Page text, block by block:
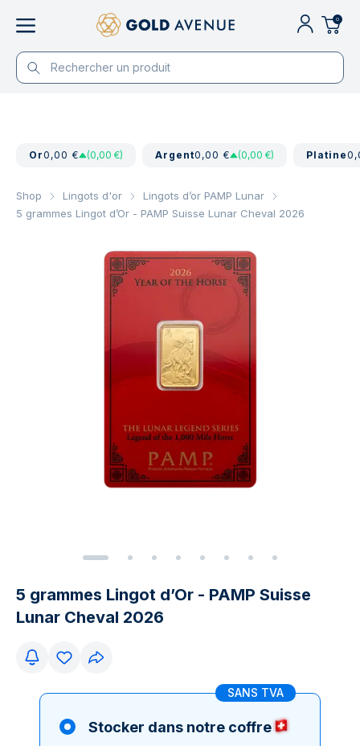
0
Or0,00 € (0,00 €) Argent0,00 € (0,00 €) Platine
Shop Lingots d'or
Lingots d’or PAMP Lunar
5 grammes Lingot d’Or - PAMP Suisse Lunar Cheval 2026
5 grammes Lingot d’Or - PAMP Suisse
Lunar Cheval 2026
SANS TVA
Stocker dans notre coffre